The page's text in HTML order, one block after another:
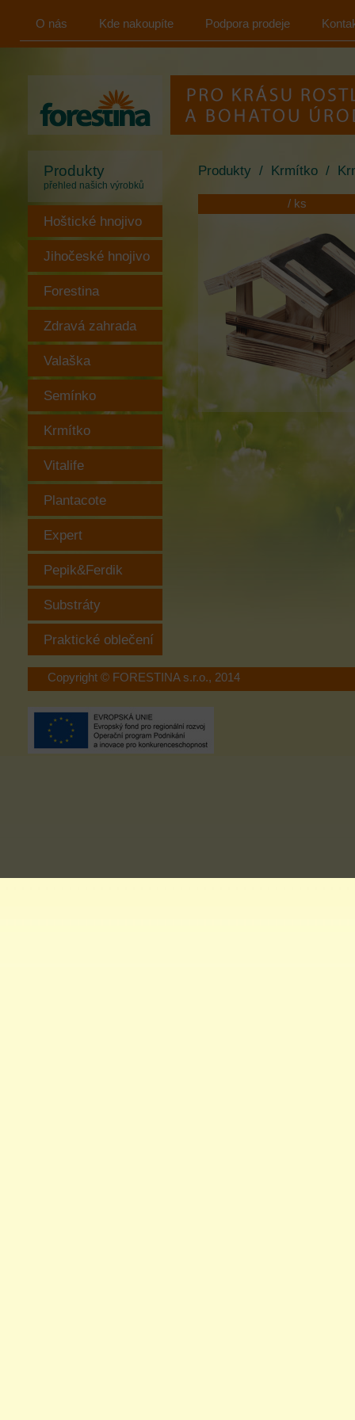
O nás Kde nakoupíte Podpora prodeje
s.r.o.
Produkty
přehled našich výrobků
Hoštické hnojivo
Jihočeské hnojivo
Forestina
Zdravá zahrada
Valaška
Semínko
Krmítko
Vitalife
Plantacote
Expert
Pepik&Ferdik
Substráty
Praktické oblečení
Produkty / Krmítko /
/ ks
Copyright © FORESTINA s.r.o., 2014